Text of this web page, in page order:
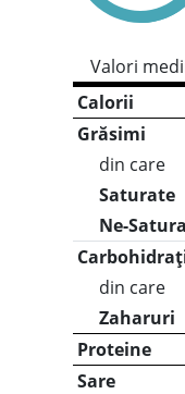
Valori
Calorii
Grăsimi
din care
Saturate
Ne-
din care
Zaharuri
Proteine
Sare